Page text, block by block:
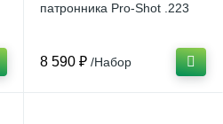
патронника Pro-Shot .223
8 590 ₽ /Набор